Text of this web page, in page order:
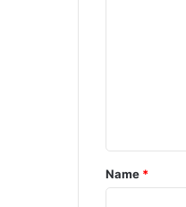
*
Name *